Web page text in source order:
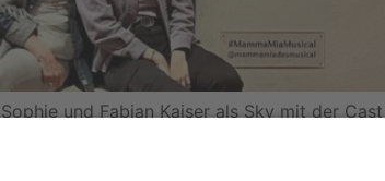
und Fabian Kaiser als Sky mit der